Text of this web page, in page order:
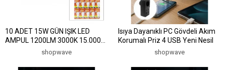
10 ADET 15W GÜN IŞIK LED
AMPUL 1200LM 3000K 15.000
SAAT ÖMÜR (5047)
shopwave
Isıya Dayanıklı PC Gövdeli Akım
Korumalı Priz 4 USB Yeni Nesil
shopwave